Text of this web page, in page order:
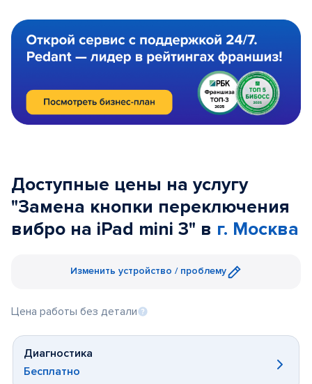
Доступные цены на услугу
"Замена кнопки переключения
вибро на iPad mini 3" в г. Москва
Изменить устройство / проблему
Цена работы без детали
Диагностика
Бесплатно